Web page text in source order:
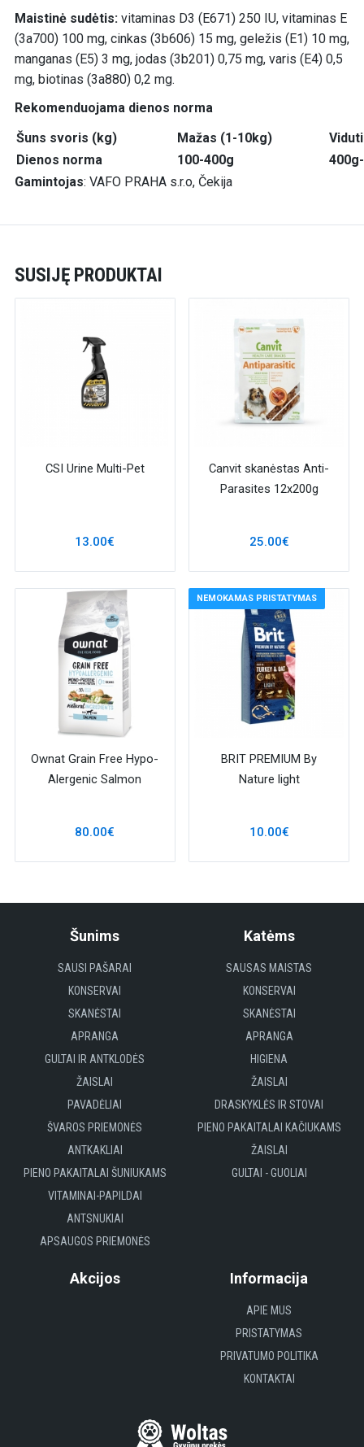
Maistinė sudėtis: vitaminas D3 (E671) 250 IU, vitaminas E
(3a700) 100 mg, cinkas (3b606) 15 mg, geležis (E1) 10 mg,
manganas (E5) 3 mg, jodas (3b201) 0,75 mg, varis (E4) 0,5
mg, biotinas (3a880) 0,2 mg.
Rekomenduojama dienos norma
Šuns svoris (kg)
Mažas (1-10kg)
Dienos norma
100-400g
Gamintojas: VAFO PRAHA s.r.o, Čekija
SUSIJĘ PRODUKTAI
CSI Urine Multi-Pet
13.00€
Canvit skanėstas Anti-
Parasites 12x200g
25.00€
Ownat Grain Free Hypo-
Alergenic Salmon
80.00€
NEMOKAMAS PRISTATYMAS
BRIT PREMIUM By
Nature light
10.00€
Šunims
SAUSI PAŠARAI
KONSERVAI
SKANĖSTAI
APRANGA
GULTAI IR ANTKLODĖS
ŽAISLAI
PAVADĖLIAI
ŠVAROS PRIEMONĖS
ANTKAKLIAI
PIENO PAKAITALAI ŠUNIUKAMS
VITAMINAI-PAPILDAI
ANTSNUKIAI
APSAUGOS PRIEMONĖS
Katėms
SAUSAS MAISTAS
KONSERVAI
SKANĖSTAI
APRANGA
HIGIENA
ŽAISLAI
DRASKYKLĖS IR STOVAI
PIENO PAKAITALAI KAČIUKAMS
ŽAISLAI
GULTAI - GUOLIAI
Akcijos Informacija
APIE MUS
PRISTATYMAS
PRIVATUMO POLITIKA
KONTAKTAI